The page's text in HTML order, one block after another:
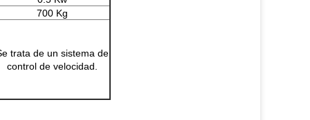
700 Kg
trata de un sistema de
control de velocidad.